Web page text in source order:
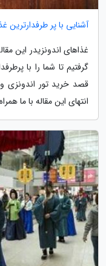
آشنایی با پر طرفدارترین
غذاهای اندونزیدر این
گرفتیم تا شما را با
قصد خرید تور اندونزی
انتهای این مقاله با ما